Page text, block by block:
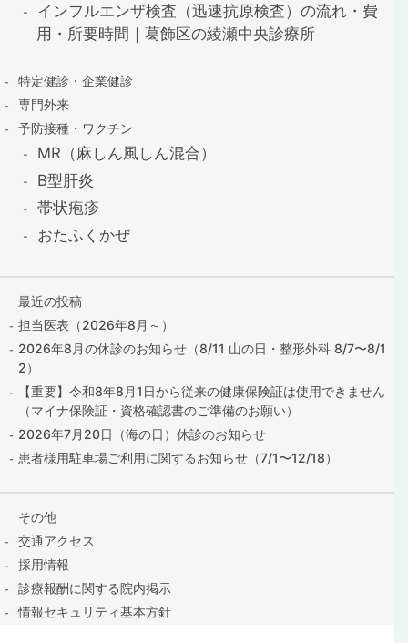
インフルエンザ検査（迅速抗原検査）の流れ・費
用・所要時間｜葛飾区の綾瀬中央診療所
特定健診・企業健診
専門外来
予防接種・ワクチン
MR（麻しん風しん混合）
B型肝炎
帯状疱疹
おたふくかぜ
最近の投稿
担当医表（2026年8月～）
2026年8月の休診のお知らせ（8/11 山の日・整形外科 8/7〜8/1
2）
【重要】令和8年8月1日から従来の健康保険証は使用できません
（マイナ保険証・資格確認書のご準備のお願い）
2026年7月20日（海の日）休診のお知らせ
患者様用駐車場ご利用に関するお知らせ（7/1〜12/18）
その他
交通アクセス
採用情報
診療報酬に関する院内掲示
情報セキュリティ基本方針